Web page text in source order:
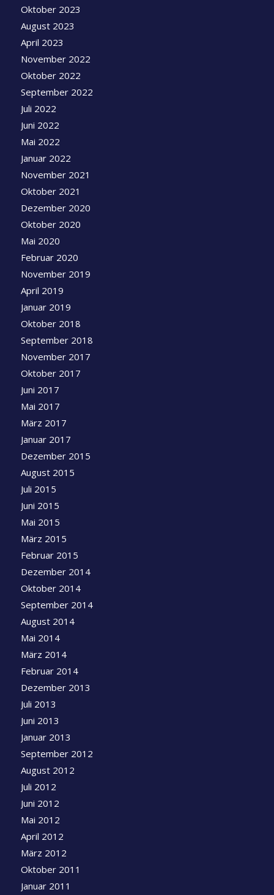
Oktober 2023
August 2023
April 2023
November 2022
Oktober 2022
September 2022
Juli 2022
Juni 2022
Mai 2022
Januar 2022
November 2021
Oktober 2021
Dezember 2020
Oktober 2020
Mai 2020
Februar 2020
November 2019
April 2019
Januar 2019
Oktober 2018
September 2018
November 2017
Oktober 2017
Juni 2017
Mai 2017
März 2017
Januar 2017
Dezember 2015
August 2015
Juli 2015
Juni 2015
Mai 2015
März 2015
Februar 2015
Dezember 2014
Oktober 2014
September 2014
August 2014
Mai 2014
März 2014
Februar 2014
Dezember 2013
Juli 2013
Juni 2013
Januar 2013
September 2012
August 2012
Juli 2012
Juni 2012
Mai 2012
April 2012
März 2012
Oktober 2011
Januar 2011